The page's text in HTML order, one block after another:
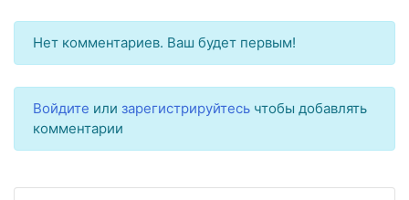
Нет комментариев. Ваш будет первым!
Войдите или зарегистрируйтесь чтобы добавлять
комментарии